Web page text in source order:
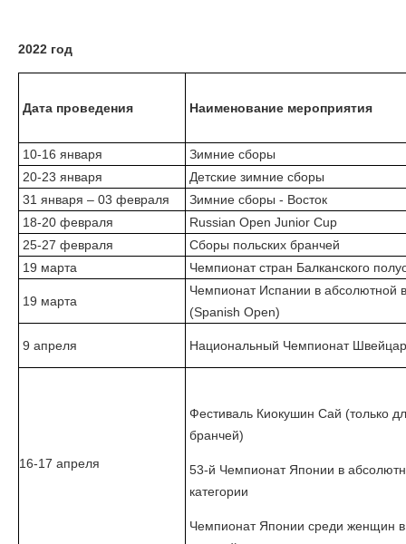
2022 год
Дата проведения Наименование мероприятия
10-16 января
Зимние сборы
20-23 января
Детские зимние сборы
31 января – 03 февраля
Зимние сборы - Восток
18-20 февраля
Russian Open Junior Cup
25-27 февраля
Сборы польских бранчей
19 марта
Чемпионат стран Балканского
19 марта
Чемпионат Испании в абсолютной
(Spanish Open)
9 апреля Национальный Чемпионат
16-17 апреля
Фестиваль Киокушин Сай (только
бранчей)
53-й Чемпионат Японии в
категории
Чемпионат Японии среди женщин